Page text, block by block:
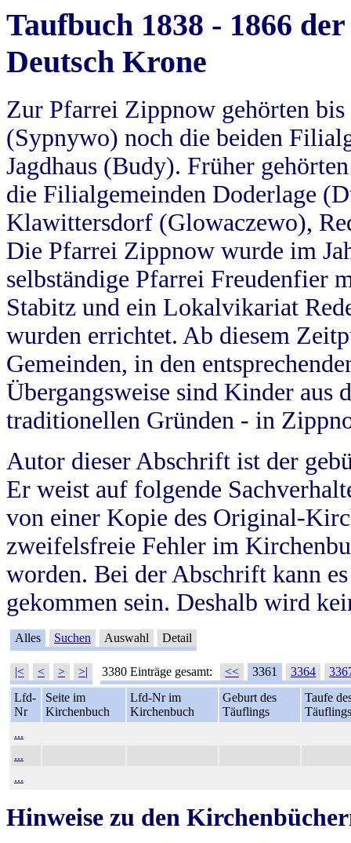
Taufbuch 1838 - 1866
Deutsch Krone
Zur Pfarrei Zippnow gehörten
(Sypnywo) noch die beiden
Jagdhaus (Budy). Früher
die Filialgemeinden Doderlage
Klawittersdorf (Glowaczewo),
Die Pfarrei Zippnow wurde im
selbständige Pfarrei Freudenfier
Stabitz und ein Lokalvikariat
wurden errichtet. Ab diesem
Gemeinden, in den
Übergangsweise sind Kinder aus
traditionellen Gründen - in
Autor dieser Abschrift ist der
Er weist auf folgende
von einer Kopie des Original-
zweifelsfreie Fehler im
worden. Bei der Abschrift kann
gekommen sein. Deshalb wird
Alles Suchen Auswahl Detail
|< < > >| 3380 Einträge gesamt: << 3361 3364
Lfd-
Nr
Seite im
Kirchenbuch
Lfd-Nr im
Kirchenbuch
Geburt des
Täuflings
Taufe
Täuflings
...
...
...
Hinweise zu den